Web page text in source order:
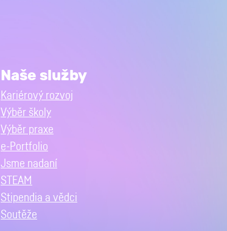
Naše služby
Kariérový rozvoj
Výběr školy
Výběr praxe
e-Portfolio
Jsme nadaní
STEAM
Stipendia a vědci
Soutěže